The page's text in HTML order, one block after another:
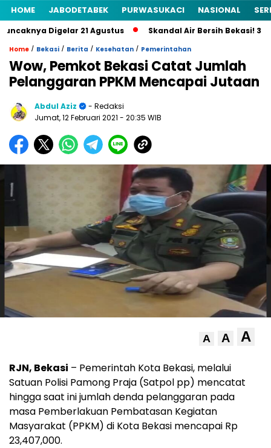
HOME JABODETABEK PURWASUKACI NASIONAL
Digelar 21 Agustus Skandal Air Bersih Bekasi! 3
Home / Bekasi / Berita / Kesehatan / Pemerintahan
Wow, Pemkot Bekasi Catat Jumlah
Pelanggaran PPKM Mencapai Jutaan
Abdul Aziz
- Redaksi
Jumat, 12 Februari 2021 - 20:35 WIB
A A A
RJN, Bekasi – Pemerintah Kota Bekasi, melalui
Satuan Polisi Pamong Praja (Satpol pp) mencatat
hingga saat ini jumlah denda pelanggaran pada
masa Pemberlakuan Pembatasan Kegiatan
Masyarakat (PPKM) di Kota Bekasi mencapai Rp
23,407,000.